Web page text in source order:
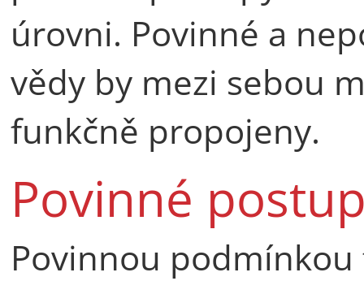
úrovni. Povinné a
vědy by mezi sebou
funkčně propojeny.
Povinné
Povinnou